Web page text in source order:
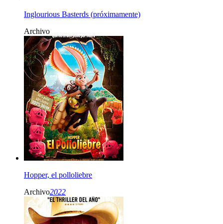
Inglourious Basterds (próximamente)
Archivo
Hopper, el polloliebre
Archivo2022